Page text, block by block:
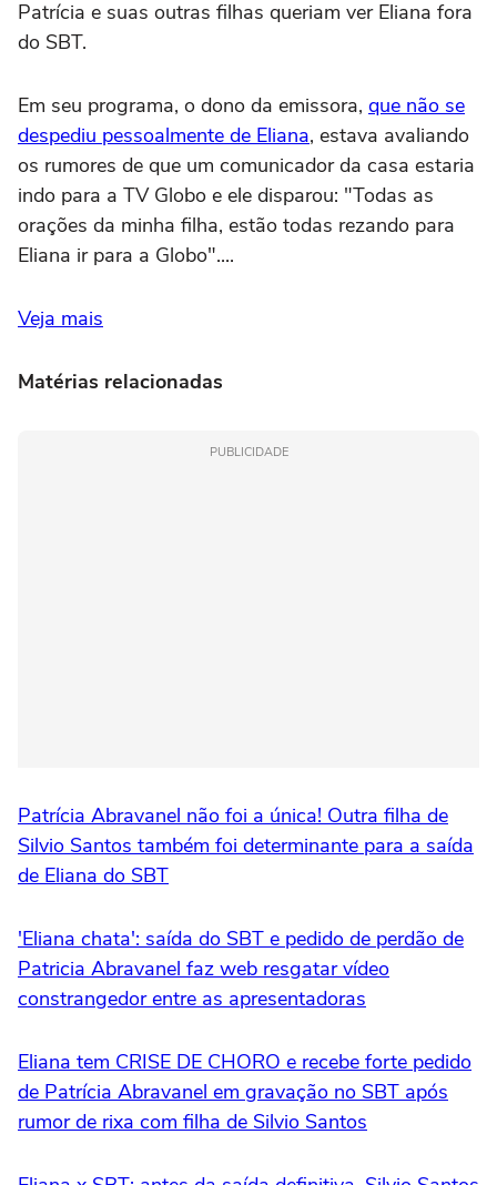
Patrícia e suas outras filhas queriam ver Eliana fora
do SBT.
Em seu programa, o dono da emissora, que não se
despediu pessoalmente de Eliana, estava avaliando
os rumores de que um comunicador da casa estaria
indo para a TV Globo e ele disparou: "Todas as
orações da minha filha, estão todas rezando para
Eliana ir para a Globo"....
Veja mais
Matérias relacionadas
PUBLICIDADE
Patrícia Abravanel não foi a única! Outra filha de
Silvio Santos também foi determinante para a saída
de Eliana do SBT
'Eliana chata': saída do SBT e pedido de perdão de
Patricia Abravanel faz web resgatar vídeo
constrangedor entre as apresentadoras
Eliana tem CRISE DE CHORO e recebe forte pedido
de Patrícia Abravanel em gravação no SBT após
rumor de rixa com filha de Silvio Santos